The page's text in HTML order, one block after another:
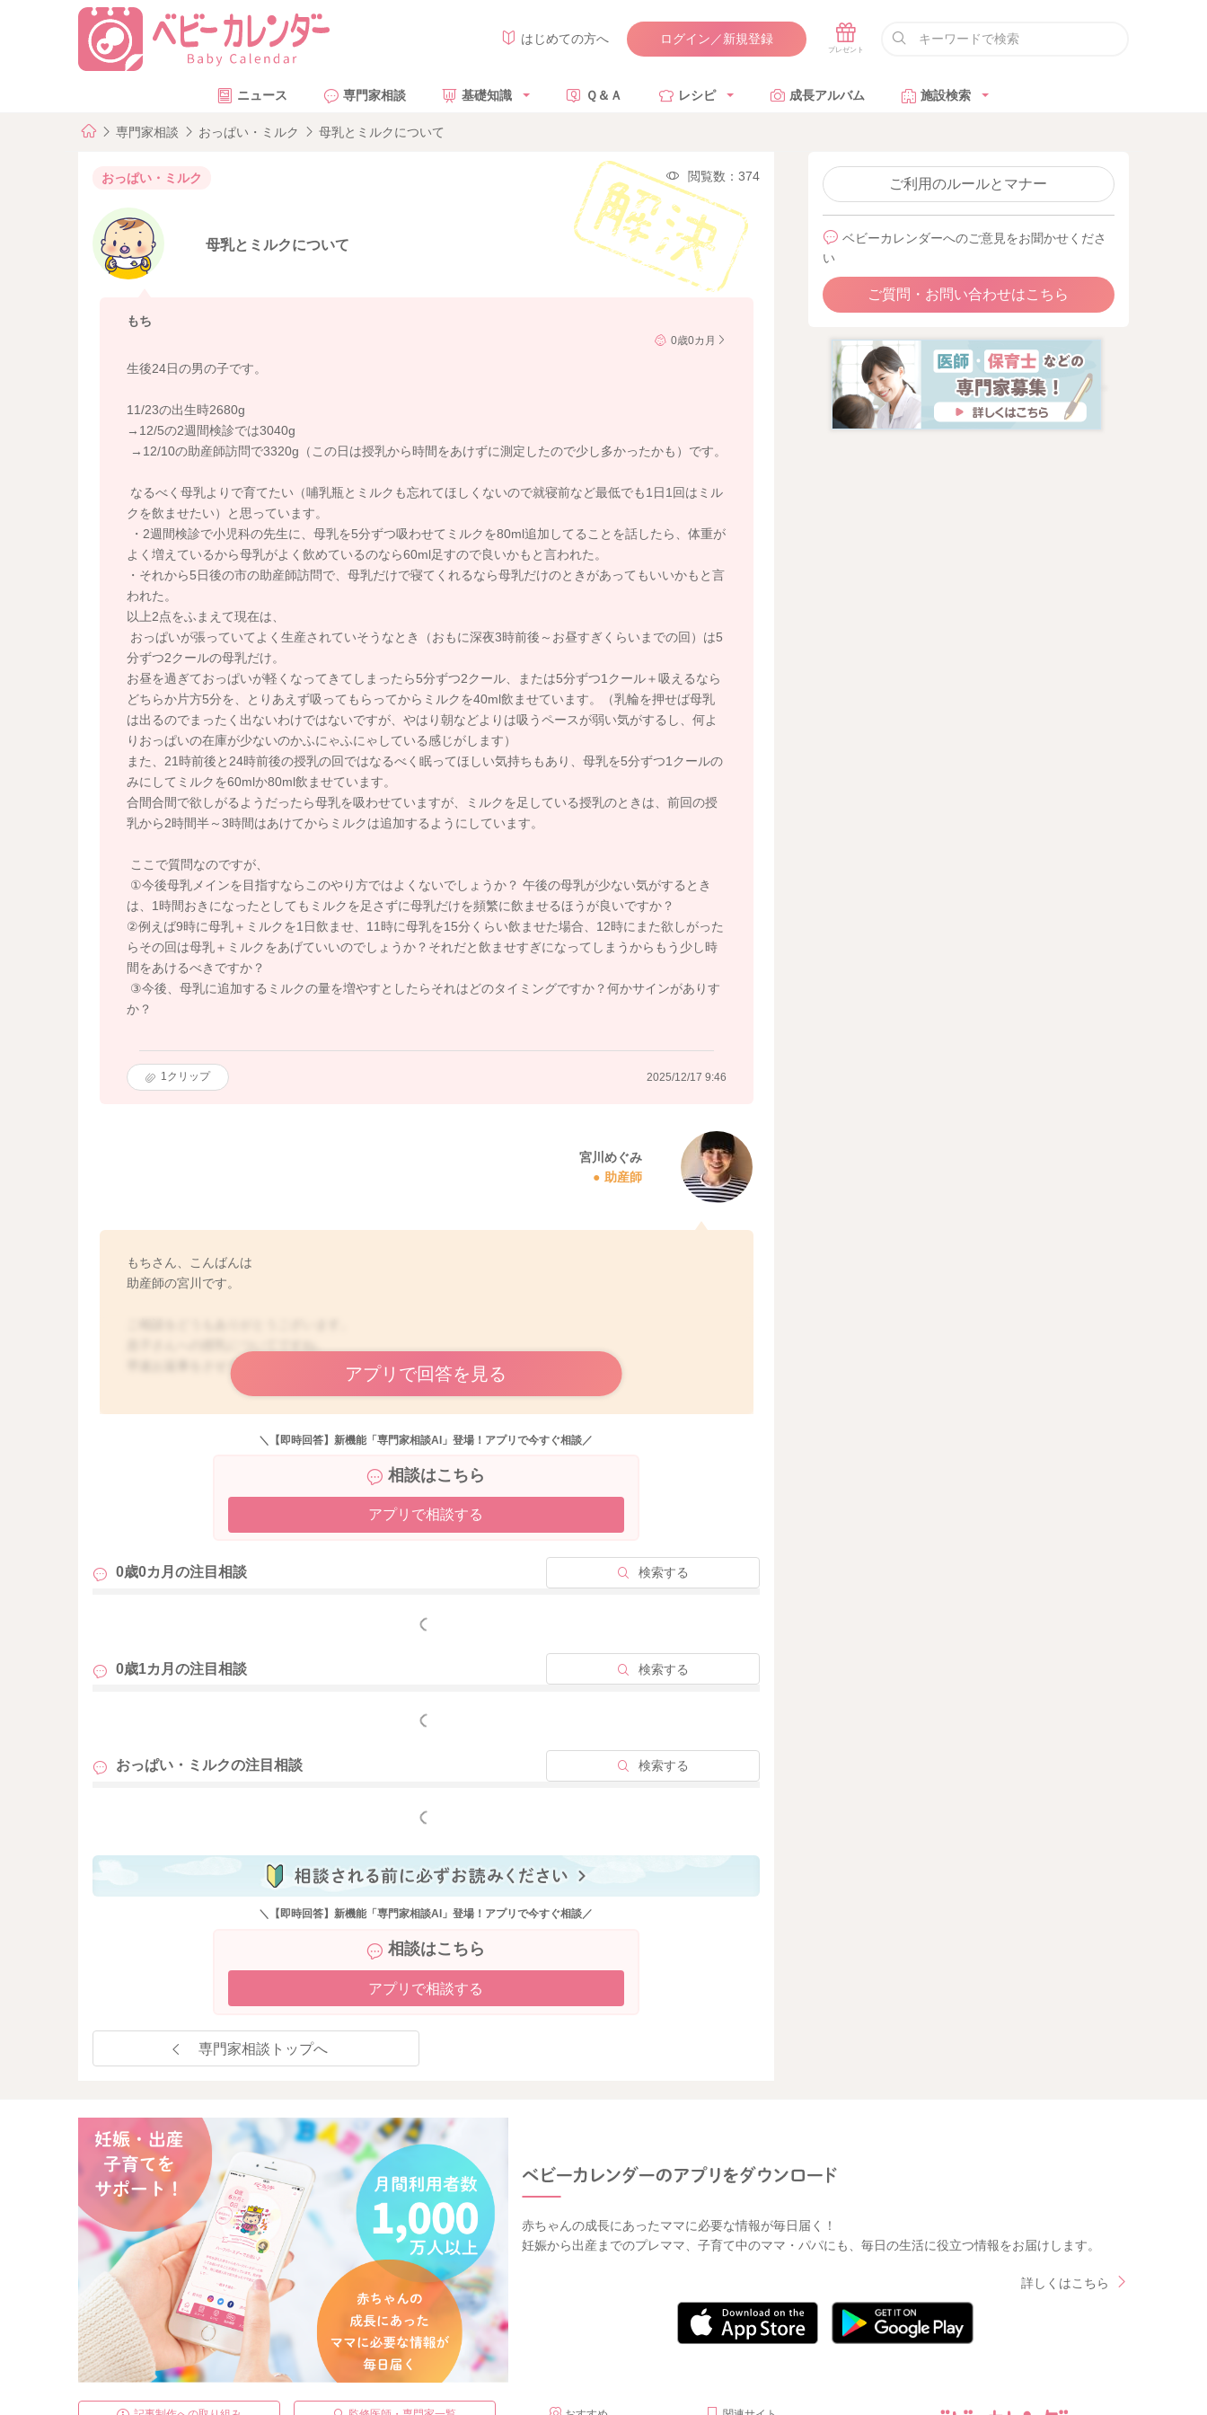
はじめての方へ ログイン／新規登録
ニュース 専門家相談 基礎知識 Ｑ＆Ａ レシピ 成長アルバム 施設検索
専門家相談 おっぱい・ミルク 母乳とミルクについて
おっぱい・ミルク 閲覧数：374
母乳とミルクについて
もち
0歳0カ月
生後24日の男の子です。
11/23の出生時2680g
→12/5の2週間検診では3040g
→12/10の助産師訪問で3320g（この日は授乳から時間をあけずに測定したので少し多かったかも）です。
なるべく母乳よりで育てたい（哺乳瓶とミルクも忘れてほしくないので就寝前など最低でも1日1回はミル
クを飲ませたい）と思っています。
・2週間検診で小児科の先生に、母乳を5分ずつ吸わせてミルクを80ml追加してることを話したら、体重が
よく増えているから母乳がよく飲めているのなら60ml足すので良いかもと言われた。
・それから5日後の市の助産師訪問で、母乳だけで寝てくれるなら母乳だけのときがあってもいいかもと言
われた。
以上2点をふまえて現在は、
おっぱいが張っていてよく生産されていそうなとき（おもに深夜3時前後～お昼すぎくらいまでの回）は5
分ずつ2クールの母乳だけ。
お昼を過ぎておっぱいが軽くなってきてしまったら5分ずつ2クール、または5分ずつ1クール＋吸えるなら
どちらか片方5分を、とりあえず吸ってもらってからミルクを40ml飲ませています。（乳輪を押せば母乳
は出るのでまったく出ないわけではないですが、やはり朝などよりは吸うペースが弱い気がするし、何よ
りおっぱいの在庫が少ないのかふにゃふにゃしている感じがします）
また、21時前後と24時前後の授乳の回ではなるべく眠ってほしい気持ちもあり、母乳を5分ずつ1クールの
みにしてミルクを60mlか80ml飲ませています。
合間合間で欲しがるようだったら母乳を吸わせていますが、ミルクを足している授乳のときは、前回の授
乳から2時間半～3時間はあけてからミルクは追加するようにしています。
ここで質問なのですが、
①今後母乳メインを目指すならこのやり方ではよくないでしょうか？ 午後の母乳が少ない気がするとき
は、1時間おきになったとしてもミルクを足さずに母乳だけを頻繁に飲ませるほうが良いですか？
②例えば9時に母乳＋ミルクを1日飲ませ、11時に母乳を15分くらい飲ませた場合、12時にまた欲しがった
らその回は母乳＋ミルクをあげていいのでしょうか？それだと飲ませすぎになってしまうからもう少し時
間をあけるべきですか？
③今後、母乳に追加するミルクの量を増やすとしたらそれはどのタイミングですか？何かサインがありす
か？
1クリップ 2025/12/17 9:46
宮川めぐみ
助産師
もちさん、こんばんは
助産師の宮川です。
早速お返事をさせていただきます。
その刺激があることで、もっと生産量を増やそうと体は動きます。
最後のミルクは9時だったので、12時に欲しがった時にはまずおっぱいをあげてもらいつつ、お子さんの様
子を見ながらミルクを追加されるのもいいかもしれません。
また実際に飲ませてあげた後のお子さんの様子も見ていかれてみてください。
飲んだ後に唸っていたり、体を捩らせるような動きをする、抱っこでないと落ち着かないような事が出て
ミルクを追加する量を増やすのは、体重の増え幅が小さくなってきたときになると思います。
よかったら参考になさってみてください。
アプリで回答を見る
2025/12/17 20:27
＼【即時回答】新機能「専門家相談AI」登場！アプリで今すぐ相談／
相談はこちら
アプリで相談する
0歳0カ月の注目相談 検索する
もっと見る
0歳1カ月の注目相談 検索する
もっと見る
おっぱい・ミルクの注目相談 検索する
もっと見る
＼【即時回答】新機能「専門家相談AI」登場！アプリで今すぐ相談／
相談はこちら
アプリで相談する
専門家相談トップへ
ご利用のルールとマナー
ベビーカレンダーへのご意見をお聞かせくださ
い
ご質問・お問い合わせはこちら
赤ちゃんの成長にあったママに必要な情報が毎日届く！
妊娠から出産までのプレママ、子育て中のママ・パパにも、毎日の生活に役立つ情報をお届けします。
詳しくはこちら